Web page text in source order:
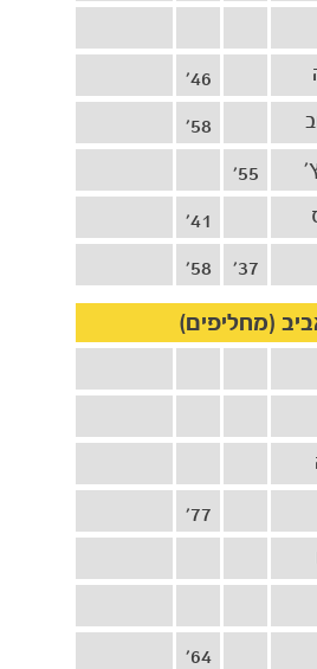
46'
58'
55'
41'
58' 37'
(מחליפים)
77'
64'